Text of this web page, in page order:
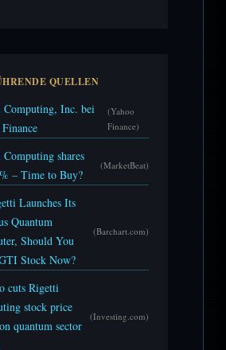
QUELLEN
Computing, Inc. bei
(Yahoo
Finance)
shares
– Time to Buy?
(MarketBeat)
Launches Its
Quantum
Should You
Stock Now?
(Barchart.com)
cuts Rigetti
stock price
quantum sector
(Investing.com)